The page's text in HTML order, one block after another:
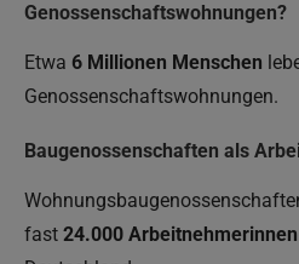
Genossenschaftswohnungen?
Etwa 6 Millionen Menschen
Genossenschaftswohnungen.
Baugenossenschaften als
fast 24.000